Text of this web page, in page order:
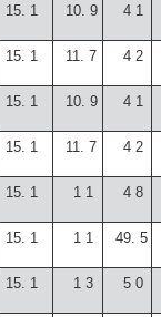
15. 1 10. 9 4 1
15. 1 11. 7 4 2
15. 1 10. 9 4 1
15. 1 11. 7 4 2
15. 1 1 1 4 8
15. 1 1 1 49. 5
15. 1 1 3 5 0